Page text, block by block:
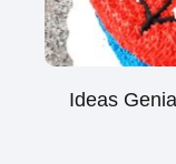
Ideas